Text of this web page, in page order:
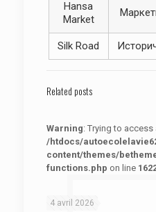
Hansa
Market
Silk Road
Related posts
Warning: Trying to
/htdocs/
content/themes/
functions.php on line
4 avril 2026